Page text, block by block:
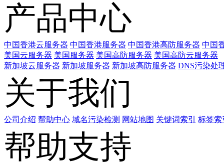
产品中心
中国香港云服务器 中国香港服务器 中国香港高防服务器 中国
美国云服务器 美国服务器 美国高防服务器 美国高防云服务器
新加坡云服务器 新加坡服务器 新加坡高防服务器 DNS污染处
关于我们
公司介绍 帮助中心 域名污染检测 网站地图 关键词索引 标签索
帮助支持